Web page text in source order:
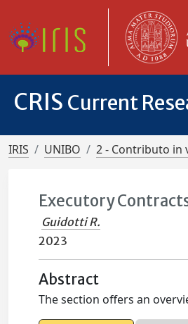
CRIS Current
IRIS UNIBO 2 - Contributo in
Executory
Guidotti R.
2023
Abstract
The section offers an